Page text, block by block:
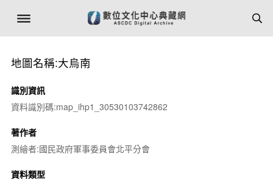
地圖名稱:大烏南
識別資訊
資料識別碼:map_ihp1_30530103742862
著作者
測繪者:國民政府軍事委員會北平分會
資料類型